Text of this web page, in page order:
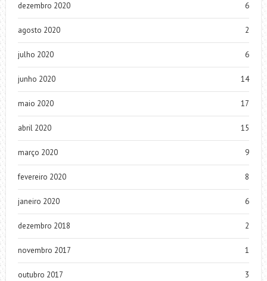
dezembro 2020 6
agosto 2020 2
julho 2020 6
junho 2020 14
maio 2020 17
abril 2020 15
março 2020 9
fevereiro 2020 8
janeiro 2020 6
dezembro 2018 2
novembro 2017 1
outubro 2017 3